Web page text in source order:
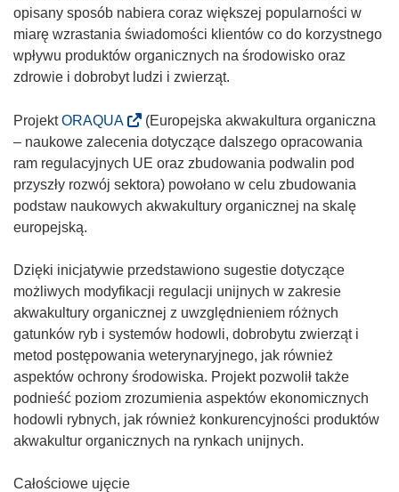
opisany sposób nabiera coraz większej popularności w
miarę wzrastania świadomości klientów co do korzystnego
wpływu produktów organicznych na środowisko oraz
zdrowie i dobrobyt ludzi i zwierząt.
ProjektORAQUA
o
d
n
o
i
k
o
t
w
o
r
z
y
i
(Europejska akwakultura organiczna
– naukowe zalecenia dotyczące dalszego opracowania
ram regulacyjnych UE oraz zbudowania podwalin pod
przyszły rozwój sektora) powołano w celu zbudowania
podstaw naukowych akwakultury organicznej na skalę
europejską.
Dzięki inicjatywie przedstawiono sugestie dotyczące
możliwych modyfikacji regulacji unijnych w zakresie
akwakultury organicznej z uwzględnieniem różnych
gatunków ryb i systemów hodowli, dobrobytu zwierząt i
metod postępowania weterynaryjnego, jak również
aspektów ochrony środowiska. Projekt pozwolił także
podnieść poziom zrozumienia aspektów ekonomicznych
hodowli rybnych, jak również konkurencyjności produktów
akwakultur organicznych na rynkach unijnych.
Całościowe ujęcie